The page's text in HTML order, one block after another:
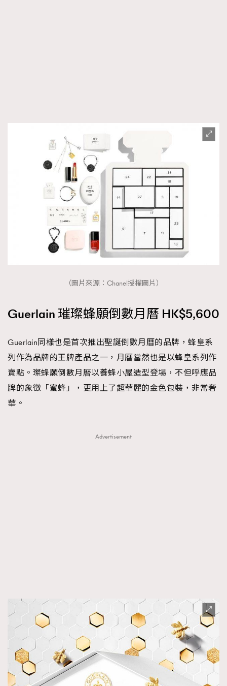
（圖片來源：Chanel授權圖片）
Guerlain 璀璨蜂願倒數月曆 HK$5,600
Guerlain同樣也是首次推出聖誕倒數月曆的品牌，蜂皇系
列作為品牌的王牌產品之一，月曆當然也是以蜂皇系列作
賣點。璨蜂願倒數月曆以養蜂小屋造型登場，不但呼應品
牌的象徵「蜜蜂」，更用上了超華麗的金色包裝，非常奢
華。
Advertisement